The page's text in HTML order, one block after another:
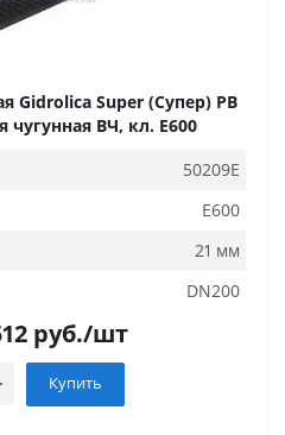
Gidrolica Super (Супер) РВ
чугунная ВЧ, кл. E600
50209E
E600
21 мм
DN200
руб./шт
Купить